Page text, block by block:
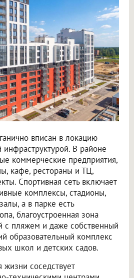
вписан в локацию
инфраструктурой. В районе
коммерческие предприятия,
кафе, рестораны и ТЦ,
Спортивная сеть включает
комплексы, стадионы,
а в парке есть
благоустроенная зона
с пляжем и даже собственный
образовательный комплекс
школ и детских садов.
соседствует